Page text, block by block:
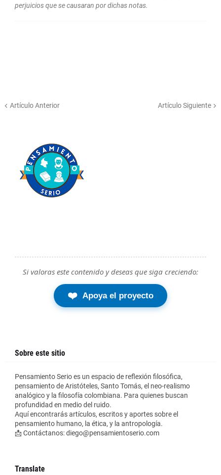
perjuicios que se causaran por dichas notas.
Artículo Anterior Artículo Siguiente
Si valoras este contenido y deseas que siga creciendo:
❤️ Apoya el proyecto
Sobre este sitio
Pensamiento Serio es un espacio de reflexión filosófica,
pensamiento de Aristóteles, Santo Tomás, el neo-realismo
analógico y la filosofía colombiana. Para quienes buscan
profundidad en medio del ruido.
Aquí encontrarás artículos, escritos y aportes sobre el
pensamiento humano, la ética, y la antropología.
📩 Contáctanos: diego@pensamientoserio.com
Translate